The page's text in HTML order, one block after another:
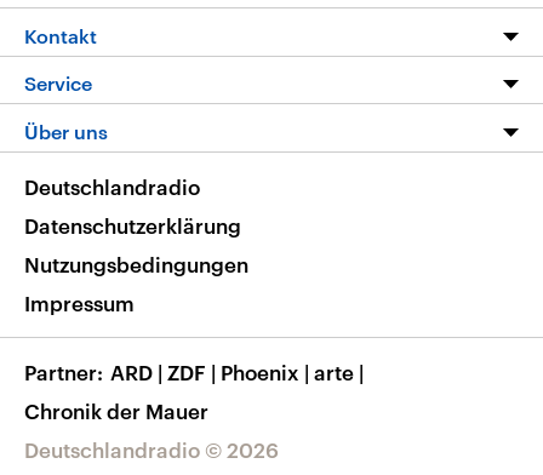
Die Nachrichten
Nachrichtenleicht
Neue Beiträge auf dlf.de
Livestream
Podcasts
Deutschlandfunk App
Nachrichten App
Frequenzen
Kontakt
Hörerservice
Service
FAQ
Veranstaltungen
Musikliste
RSS
Über uns
Barrierefreiheit
Deutschlandradio © 2026
Deutschlandradio
Datenschutzerklärung
Nutzungsbedingungen
Impressum
Partner ARD | ZDF | Phoenix | arte |
Chronik der Mauer